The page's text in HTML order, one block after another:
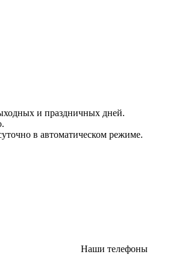
и праздничных дней.
в автоматическом режиме.
Наши телефоны